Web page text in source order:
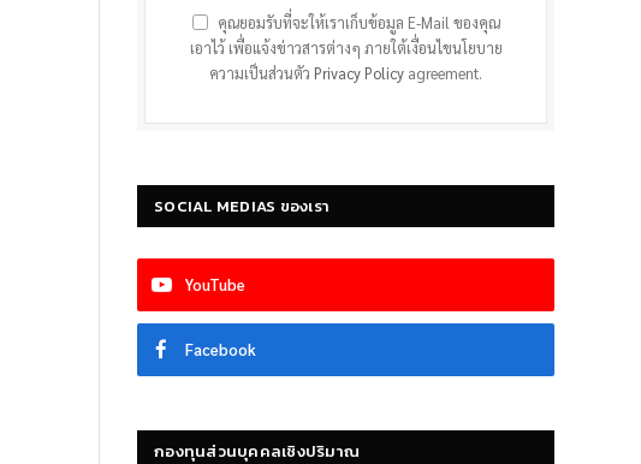
คุณยอมรับที่จะให้เราเก็บข้อมูล E-Mail ของคุณ
เอาไว้ เพื่อแจ้งข่าวสารต่างๆ ภายใต้เงื่อนไขนโยบาย
ความเป็นส่วนตัว Privacy Policy agreement.
SOCIAL MEDIAS ของเรา
YouTube
Facebook
กองทุนส่วนบุคคลเชิงปริมาณ